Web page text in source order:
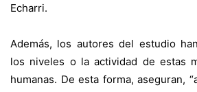
Echarri.
Además, los autores del estudio
los niveles o la actividad de estas
humanas. De esta forma, aseguran,